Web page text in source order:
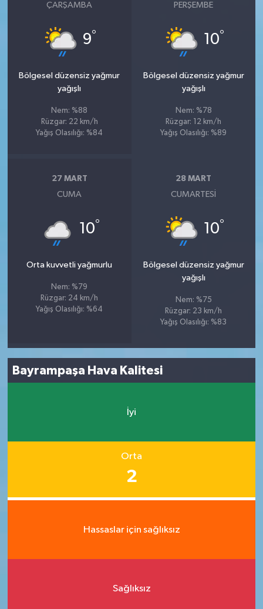
ÇARŞAMBA
9°
Bölgesel düzensiz yağmur
yağışlı
Nem: %88
Rüzgar: 22 km/h
Yağış Olasılığı: %84
PERŞEMBE
10°
Bölgesel düzensiz yağmur
yağışlı
Nem: %78
Rüzgar: 12 km/h
Yağış Olasılığı: %89
27 MART
CUMA
10°
Orta kuvvetli yağmurlu
Nem: %79
Rüzgar: 24 km/h
Yağış Olasılığı: %64
28 MART
CUMARTESI
10°
Bölgesel düzensiz yağmur
yağışlı
Nem: %75
Rüzgar: 23 km/h
Yağış Olasılığı: %83
Bayrampaşa Hava Kalitesi
İyi
Orta
2
Hassaslar için sağlıksız
Sağlıksız